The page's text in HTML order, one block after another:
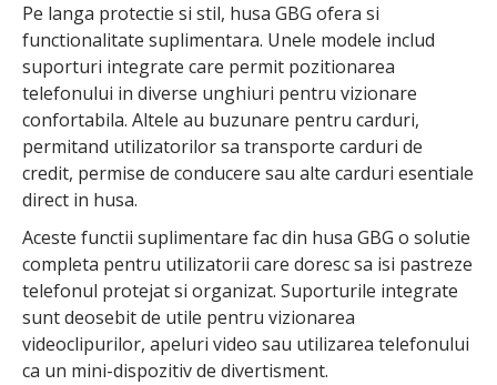
Pe langa protectie si stil, husa GBG ofera si
functionalitate suplimentara. Unele modele includ
suporturi integrate care permit pozitionarea
telefonului in diverse unghiuri pentru vizionare
confortabila. Altele au buzunare pentru carduri,
permitand utilizatorilor sa transporte carduri de
credit, permise de conducere sau alte carduri esentiale
direct in husa.
Aceste functii suplimentare fac din husa GBG o solutie
completa pentru utilizatorii care doresc sa isi pastreze
telefonul protejat si organizat. Suporturile integrate
sunt deosebit de utile pentru vizionarea
videoclipurilor, apeluri video sau utilizarea telefonului
ca un mini-dispozitiv de divertisment.